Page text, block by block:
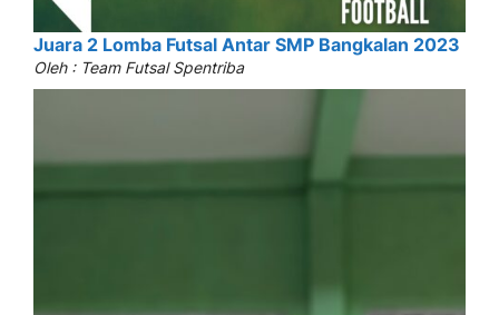
Juara 2 Lomba Futsal Antar SMP Bangkalan 2023
Oleh : Team Futsal Spentriba